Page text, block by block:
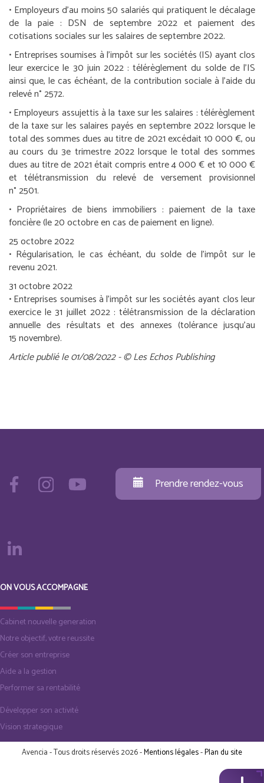
• Employeurs d’au moins 50 salariés qui pratiquent le décalage
de la paie : DSN de septembre 2022 et paiement des
cotisations sociales sur les salaires de septembre 2022.
• Entreprises soumises à l’impôt sur les sociétés (IS) ayant clos
leur exercice le 30 juin 2022 : télérèglement du solde de l’IS
ainsi que, le cas échéant, de la contribution sociale à l’aide du
relevé n° 2572.
•Employeurs assujettis à la taxe sur les salaires :télérèglement
de la taxe sur les salaires payés en septembre 2022 lorsque le
total des sommes dues au titre de 2021 excédait 10 000 €, ou
au cours du 3e trimestre 2022 lorsque le total des sommes
dues au titre de 2021 était compris entre 4 000 € et 10 000 €
et télétransmission du relevé de versement provisionnel
n° 2501.
• Propriétaires de biens immobiliers : paiement de la taxe
foncière (le 20 octobre en cas de paiement en ligne).
25 octobre 2022
• Régularisation, le cas échéant, du solde de l’impôt sur le
revenu 2021.
31 octobre 2022
•Entreprises soumises à l’impôt sur les sociétés ayant clos leur
exercice le 31 juillet 2022 : télétransmission de la déclaration
annuelle des résultats et des annexes (tolérance jusqu’au
15 novembre).
Article publié le 01/08/2022 - © Les Echos Publishing
Prendre rendez-vous
ON VOUS ACCOMPAGNE
Cabinet nouvelle generation
Notre objectif, votre reussite
Créer son entreprise
Aide a la gestion
Performer sa rentabilité
Développer son activité
Vision strategique
Avencia - Tous droits réservés 2026 -Mentions légales-Plan du site